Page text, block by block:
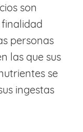
son
personas
las que sus
se
ingestas